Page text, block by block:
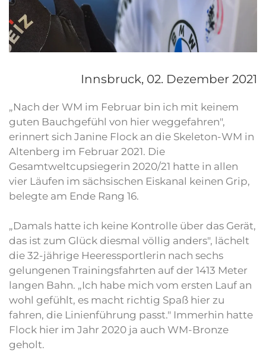
Innsbruck, 02. Dezember 2021
„Nach der WM im Februar bin ich mit keinem
guten Bauchgefühl von hier weggefahren",
erinnert sich Janine Flock an die Skeleton-WM in
Altenberg im Februar 2021. Die
Gesamtweltcupsiegerin 2020/21 hatte in allen
vier Läufen im sächsischen Eiskanal keinen Grip,
belegte am Ende Rang 16.
„Damals hatte ich keine Kontrolle über das Gerät,
das ist zum Glück diesmal völlig anders", lächelt
die 32-jährige Heeressportlerin nach sechs
gelungenen Trainingsfahrten auf der 1413 Meter
langen Bahn. „Ich habe mich vom ersten Lauf an
wohl gefühlt, es macht richtig Spaß hier zu
fahren, die Linienführung passt." Immerhin hatte
Flock hier im Jahr 2020 ja auch WM-Bronze
geholt.